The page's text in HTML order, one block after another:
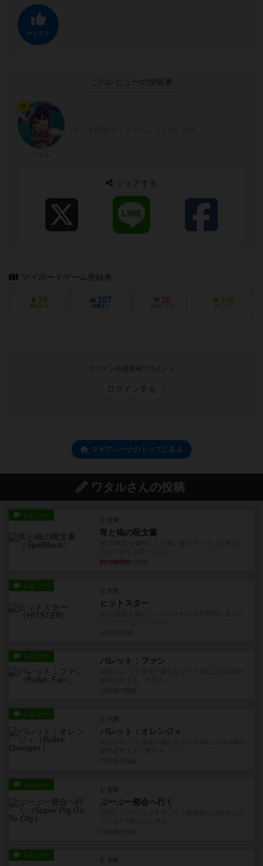
ナイス！
このレビューの投稿者
シェアする
マイボードゲーム登録者
29
興味あり
107
経験あり
26
お気に入り
106
持ってる
ログイン/会員登録でコメント
ログインする
マギアレーナのトップに戻る
ワタルさんの投稿
レビュー
充実
宵と暁の呪文書
約19時間前
レビュー
充実
ヒットスター
レビュー バレット：ファン
レビュー
充実
バレット：オレンジ＋
レビュー
充実
ぶーぶー都会へ行く
レビュー
充実